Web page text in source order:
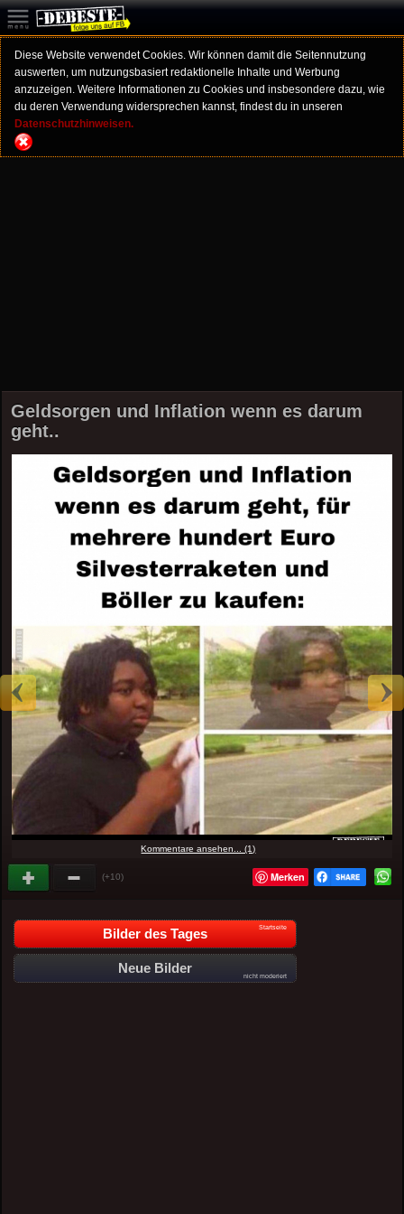
Diese Website verwendet Cookies. Wir können damit die Seitennutzung
auswerten, um nutzungsbasiert redaktionelle Inhalte und Werbung
anzuzeigen. Weitere Informationen zu Cookies und insbesondere dazu, wie
du deren Verwendung widersprechen kannst, findest du in unseren
Datenschutzhinweisen.
Geldsorgen und Inflation wenn es darum
geht..
Kommentare ansehen... (1)
(+10) Merken
Bilder des Tages Startseite
Neue Bilder
nicht moderiert